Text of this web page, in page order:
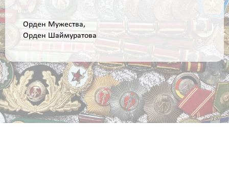
Орден Мужества,
Орден Шаймуратова